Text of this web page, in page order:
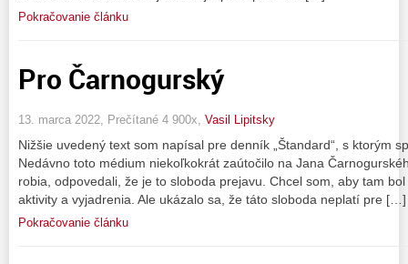
Pokračovanie článku
Pro Čarnogurský
13. marca 2022, Prečítané 4 900x, Vasil Lipitsky
Nižšie uvedený text som napísal pre denník „Štandard“, s ktorým
Nedávno toto médium niekoľkokrát zaútočilo na Jana
robia, odpovedali, že je to sloboda prejavu. Chcel som, aby tam
aktivity a vyjadrenia. Ale ukázalo sa, že táto sloboda neplatí pre […]
Pokračovanie článku